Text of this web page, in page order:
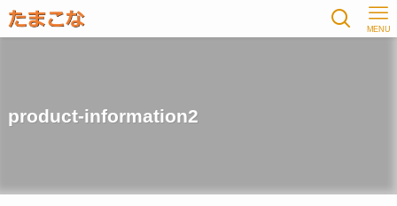
MENU
product-information2